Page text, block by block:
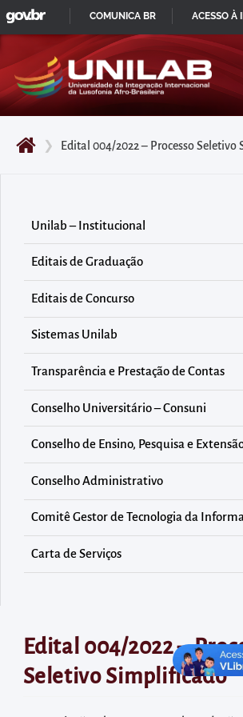
Pular
para
início
do
principal
Acessar
diretamente
o
Acessar
diretamente
área
para
realizar
buscas
internas
Acessar
no
❯ Edital 004/2022 – Processo
Edital 004/2022 –
Seletivo Simplificado
Unilab – Institucional
Editais de Graduação
Editais de Concurso
Sistemas Unilab
Transparência e Prestação de Contas
Conselho Universitário – Consuni
Conselho de Ensino, Pesquisa e
Conselho Administrativo
Comitê Gestor de Tecnologia da
Carta de Serviços
IR
PARA
CONTEÚDO
GOVBR
COMUNICA BR ACESSO À